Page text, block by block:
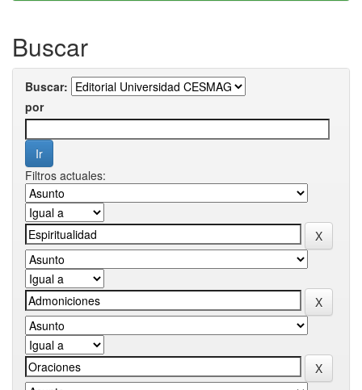
Buscar
Buscar:
por
Filtros actuales: